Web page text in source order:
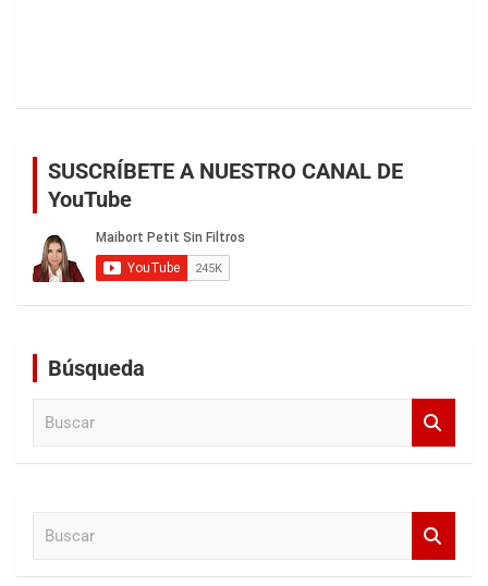
SUSCRÍBETE A NUESTRO CANAL DE
YouTube
Búsqueda